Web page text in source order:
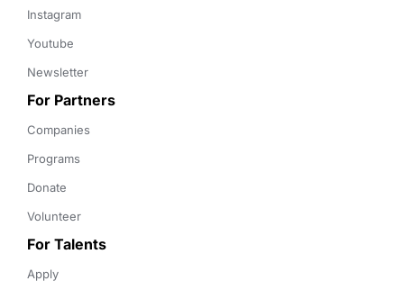
Instagram
Youtube
Newsletter
For Partners
Companies
Programs
Donate
Volunteer
For Talents
Apply